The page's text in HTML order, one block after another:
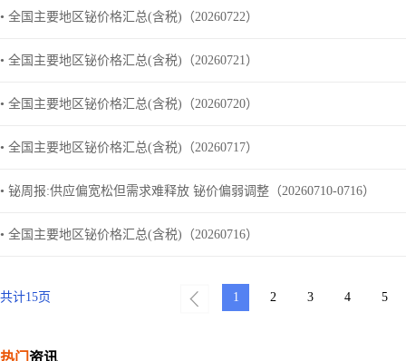
• 全国主要地区铋价格汇总(含税)（20260722）
• 全国主要地区铋价格汇总(含税)（20260721）
• 全国主要地区铋价格汇总(含税)（20260720）
• 全国主要地区铋价格汇总(含税)（20260717）
• 铋周报:供应偏宽松但需求难释放 铋价偏弱调整（20260710-0716）
• 全国主要地区铋价格汇总(含税)（20260716）
共计15页 1 2 3 4 5
热门 资讯